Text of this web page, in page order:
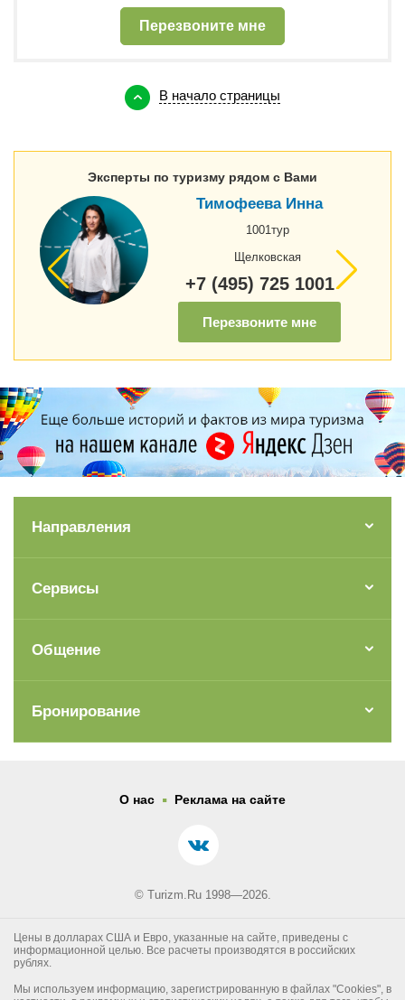
Перезвоните мне
В начало страницы
Эксперты по туризму рядом с Вами
Тимофеева Инна
1001тур
Щелковская
+7 (495) 725 1001
Перезвоните мне
Направления
Сервисы
Общение
Бронирование
О нас . Реклама на сайте
© Turizm.Ru 1998—2026.
Цены в долларах США и Евро, указанные на сайте, приведены с
информационной целью. Все расчеты производятся в российских
рублях.
Мы используем информацию, зарегистрированную в файлах "Cookies", в